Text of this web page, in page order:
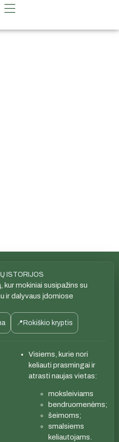
ISTORIJOS
kur mokiniai susipažins su
ir dalyvaus įdomiose
📍Rokiškio kryptis
Visiems, kurie nori
keliauti prasmingai ir
atrasti naujas vietas:
moksleiviams
bendruomenėms;
šeimoms;
smalsiems
keliautojams.